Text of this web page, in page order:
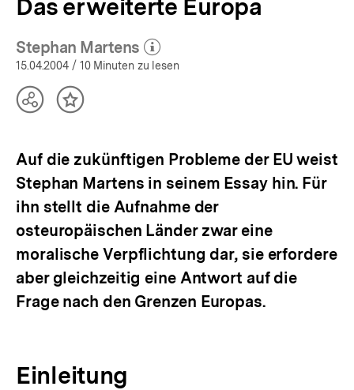
Das erweiterte Europa
Stephan Martens
(Mehr zum Autor)
öffnen
15.04.2004 / 10 Minuten zu lesen
TeilenInhalt
Auf die zukünftigen Probleme der EU weist
Stephan Martens in seinem Essay hin. Für
ihn stellt die Aufnahme der
osteuropäischen Länder zwar eine
moralische Verpflichtung dar, sie erfordere
aber gleichzeitig eine Antwort auf die
Frage nach den Grenzen Europas.
Einleitung